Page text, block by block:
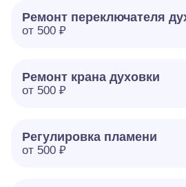
Ремонт переключателя
от 500 ₽
Ремонт крана духовки
от 500 ₽
Регулировка пламени
от 500 ₽